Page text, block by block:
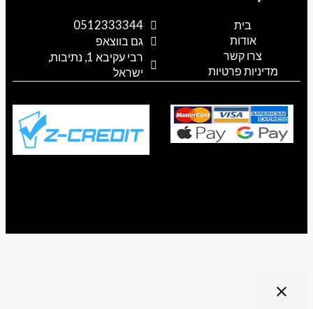
s
a
p
p
o
k
l
e
בית
אודות
צרו קשר
מדיניות פרטיות
0512333344
גם בווצאפ
רבי עקיבא 1, נתיבות,
ישראל
close